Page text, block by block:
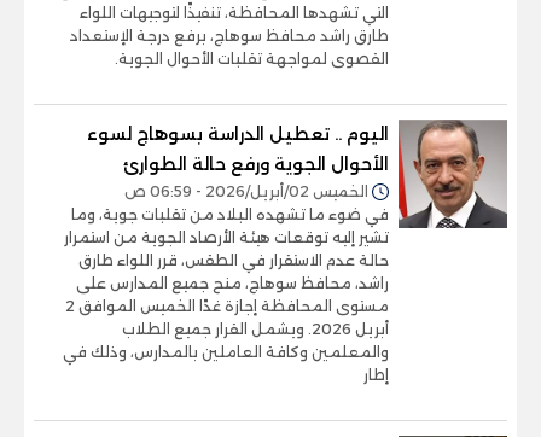
التي تشهدها المحافظة، تنفيذًا لتوجيهات اللواء
طارق راشد محافظ سوهاج، برفع درجة الإستعداد
القصوى لمواجهة تقلبات الأحوال الجوية.
اليوم .. تعطيل الدراسة بسوهاج لسوء
الأحوال الجوية ورفع حالة الطوارئ
الخميس 02/أبريل/2026 - 06:59 ص
في ضوء ما تشهده البلاد من تقلبات جوية، وما
تشير إليه توقعات هيئة الأرصاد الجوية من استمرار
حالة عدم الاستقرار في الطقس، قرر اللواء طارق
راشد، محافظ سوهاج، منح جميع المدارس على
مستوى المحافظة إجازة غدًا الخميس الموافق 2
أبريل 2026. ويشمل القرار جميع الطلاب
والمعلمين وكافة العاملين بالمدارس، وذلك في
إطار